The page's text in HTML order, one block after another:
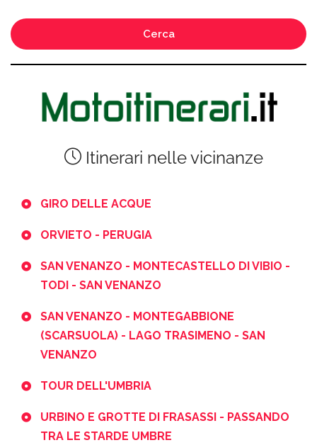
Cerca
Itinerari nelle vicinanze
GIRO DELLE ACQUE
ORVIETO - PERUGIA
SAN VENANZO - MONTECASTELLO DI VIBIO -
TODI - SAN VENANZO
SAN VENANZO - MONTEGABBIONE
(SCARSUOLA) - LAGO TRASIMENO - SAN
VENANZO
TOUR DELL'UMBRIA
URBINO E GROTTE DI FRASASSI - PASSANDO
TRA LE STARDE UMBRE